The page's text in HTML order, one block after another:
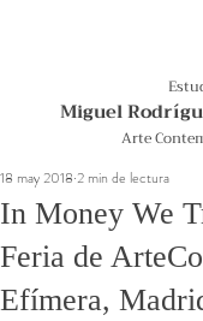
Miguel
Arte
In Money We
Feria de
Efímera,
18 may 2018 2 min de lectura